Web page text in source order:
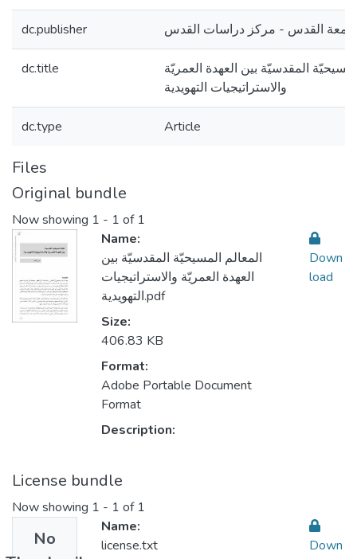
dc.publisher القدس - مركز دراسات القدس
dc.title
المقدسيّة بين العهدة العمريّة
والاستراتيجيات التهويدية
dc.type Article
Files
Original bundle
Now showing 1 - 1 of 1
Name:
المعالم المسيحيّة المقدسيّة بين
العهدة العمريّة والاستراتيجيات
التهويدية.pdf
Size:
406.83 KB
Format:
Adobe Portable Document
Format
Description:
Down
load
License bundle
Now showing 1 - 1 of 1
No
Name:
license.txt
Down